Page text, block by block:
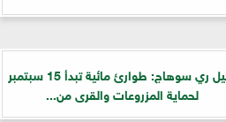
وكيل ري سوهاج: طوارئ مائية تبدأ 15 سبتمبر
لحماية المزروعات والقرى من...